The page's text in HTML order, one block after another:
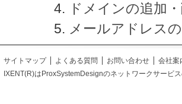
ドメインの追加
メールアドレス
サイトマップ よくある質問 お問い合わせ
会社案
IXENT(R)はProxSystemDesignのネットワークサービ